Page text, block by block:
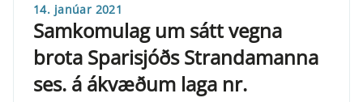
14. janúar 2021
Samkomulag um sátt vegna
brota Sparisjóðs Strandamanna
ses. á ákvæðum laga nr.